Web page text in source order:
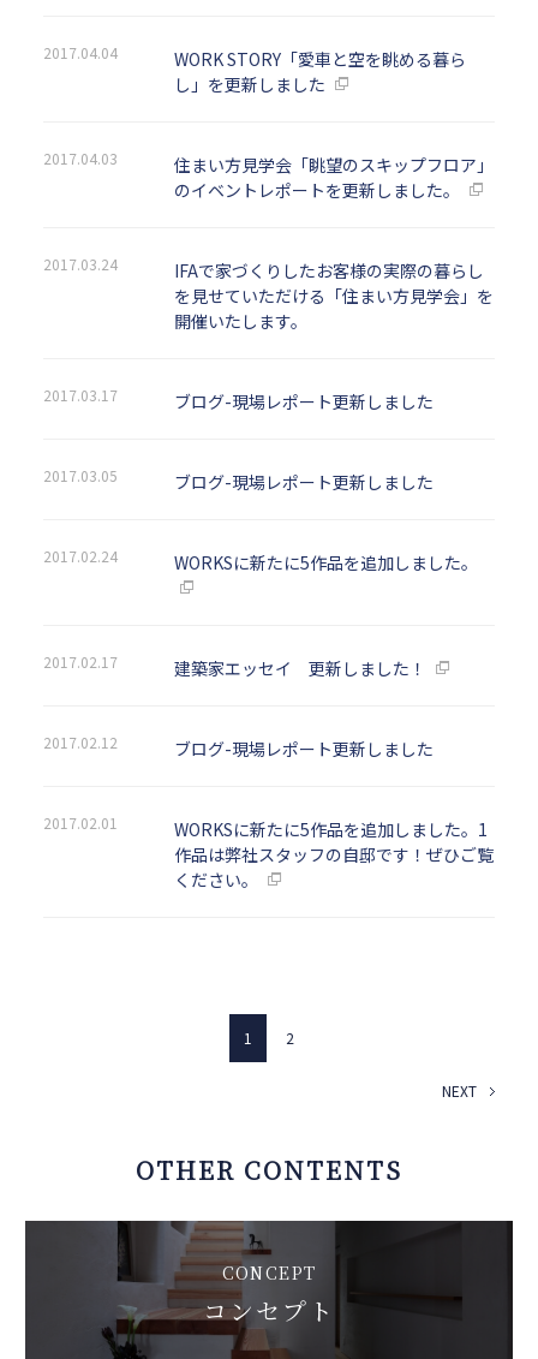
2017.04.04
WORK STORY「愛車と空を眺める暮ら
し」を更新しました
2017.04.03
住まい方見学会「眺望のスキップフロア」
のイベントレポートを更新しました。
2017.03.24
IFAで家づくりしたお客様の実際の暮らし
を見せていただける「住まい方見学会」を
開催いたします。
2017.03.17 ブログ-現場レポート更新しました
2017.03.05 ブログ-現場レポート更新しました
2017.02.24 WORKSに新たに5作品を追加しました。
2017.02.17 建築家エッセイ 更新しました！
2017.02.12 ブログ-現場レポート更新しました
2017.02.01
WORKSに新たに5作品を追加しました。1
作品は弊社スタッフの自邸です！ぜひご覧
ください。
1 2
NEXT
OTHER CONTENTS
CONCEPT
コンセプト